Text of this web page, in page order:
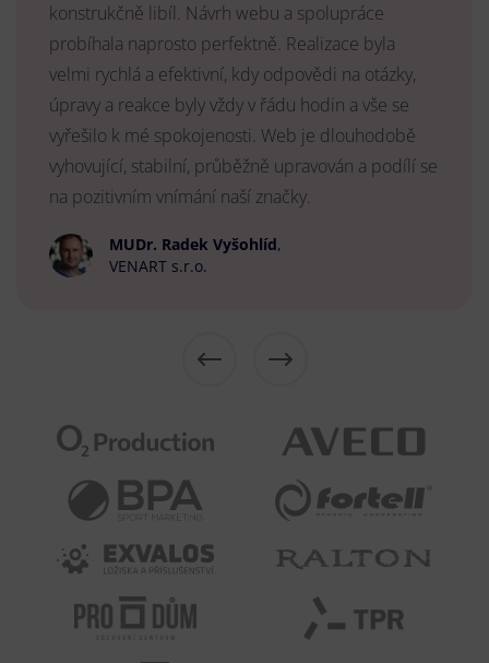
konstrukčně libíl. Návrh webu a spolupráce
probíhala naprosto perfektně. Realizace byla
velmi rychlá a efektivní, kdy odpovědi na otázky,
úpravy a reakce byly vždy v řádu hodin a vše se
vyřešilo k mé spokojenosti. Web je dlouhodobě
vyhovující, stabilní, průběžně upravován a podílí se
na pozitivním vnímání naší značky.
MUDr. Radek Vyšohlíd,
VENART s.r.o.